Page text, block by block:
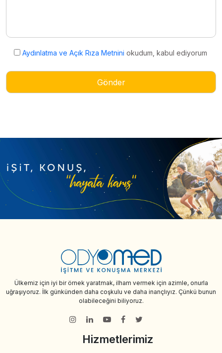
Aydınlatma ve Açık Rıza Metnini okudum, kabul ediyorum
Ülkemiz için iyi bir örnek yaratmak, ilham vermek için azimle, onurla
uğraşıyoruz. İlk günkünden daha coşkulu ve daha inançlıyız. Çünkü bunun
olabileceğini biliyoruz.
Hizmetlerimiz